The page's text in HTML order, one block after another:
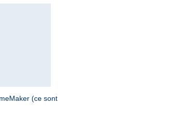
(ce sont